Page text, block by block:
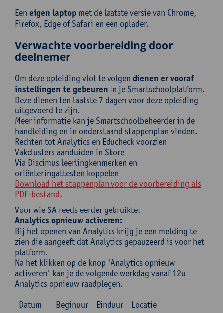
Een eigen laptop met de laatste versie van Chrome,
Firefox, Edge of Safari en een oplader.
Verwachte voorbereiding door
deelnemer
Om deze opleiding vlot te volgen dienen er vooraf
instellingen te gebeuren in je Smartschoolplatform.
Deze dienen ten laatste 7 dagen voor deze opleiding
uitgevoerd te zijn.
Meer informatie kan je Smartschoolbeheerder in de
handleiding en in onderstaand stappenplan vinden.
Rechten tot Analytics en Educheck voorzien
Vakclusters aanduiden in Skore
Via Discimus leerlingkenmerken en
oriënteringattesten koppelen
Download het stappenplan voor de voorbereiding als
PDF-bestand.
Voor wie SA reeds eerder gebruikte:
Analytics opnieuw activeren:
Bij het openen van Analytics krijg je een melding te
zien die aangeeft dat Analytics gepauzeerd is voor het
platform.
Na het klikken op de knop 'Analytics opnieuw
activeren' kan je de volgende werkdag vanaf 12u
Analytics opnieuw raadplegen.
Datum
Beginuur Einduur
Locatie